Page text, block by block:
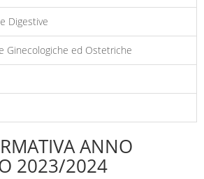
Digestive
Ginecologiche ed Ostetriche
ANNO
2023/2024